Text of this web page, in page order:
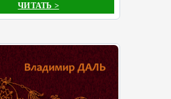
ЧИТАТЬ >